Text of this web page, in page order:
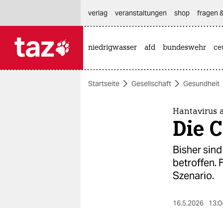
themen
verlag
veranstaltungen shop fragen
niedrigwasser afd bundeswehr
Startseite Gesellschaft Gesundheit
Hantavirus
Die
Bisher
betroffen.
Szenario.
16.5.2026